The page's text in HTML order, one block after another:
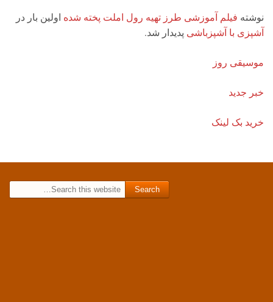
نوشته فیلم آموزشی طرز تهیه رول املت پخته شده اولین بار در
آشپزی با آشپزباشی پدیدار شد.
موسیقی روز
خبر جدید
خرید بک لینک